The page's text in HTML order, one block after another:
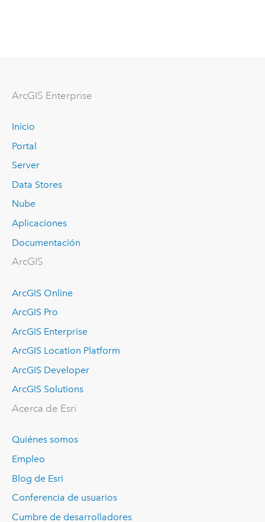
ArcGIS Enterprise
Inicio
Portal
Server
Data Stores
Nube
Aplicaciones
Documentación
ArcGIS
ArcGIS Online
ArcGIS Pro
ArcGIS Enterprise
ArcGIS Location Platform
ArcGIS Developer
ArcGIS Solutions
Acerca de Esri
Quiénes somos
Empleo
Blog de Esri
Conferencia de usuarios
Cumbre de desarrolladores